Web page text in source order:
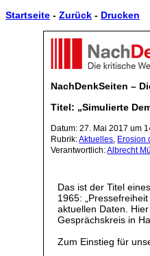
Startseite - Zurück - Drucken
NachDenkSeiten –
Titel: „Simulierte
Datum: 27. Mai 2017 um
Rubrik:Aktuelles, Erosion
Verantwortlich:Albrecht
Das ist der Titel
1965:
aktuellen Daten.
Gesprächskreis in
Zum Einstieg für